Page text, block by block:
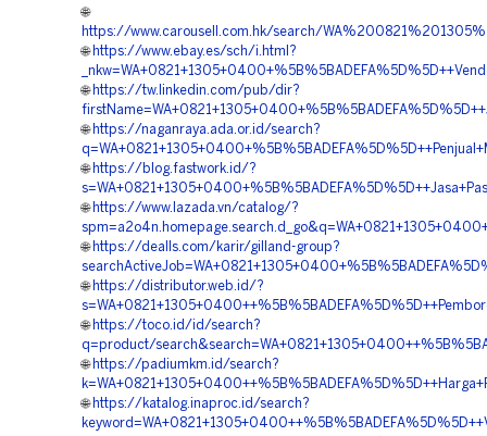
🌐
https://www.carousell.com.hk/search/
🌐 https://www.ebay.es/sch/i.html?
🌐 https://tw.linkedin.com/pub/dir?
🌐 https://naganraya.ada.or.id/search?
🌐 https://blog.fastwork.id/?
🌐 https://www.lazada.vn/catalog/?
🌐 https://dealls.com/karir/gilland-group?
🌐 https://distributor.web.id/?
🌐 https://toco.id/id/search?
q=product/
🌐 https://padiumkm.id/search?
🌐 https://katalog.inaproc.id/search?